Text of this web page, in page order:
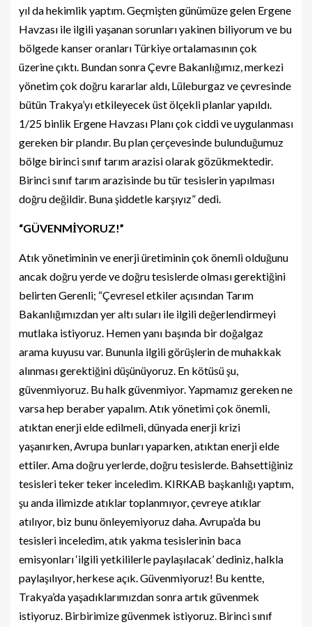
yıl da hekimlik yaptım. Geçmişten günümüze gelen Ergene
Havzası ile ilgili yaşanan sorunları yakinen biliyorum ve bu
bölgede kanser oranları Türkiye ortalamasının çok
üzerine çıktı. Bundan sonra Çevre Bakanlığımız, merkezi
yönetim çok doğru kararlar aldı, Lüleburgaz ve çevresinde
bütün Trakya’yı etkileyecek üst ölçekli planlar yapıldı.
1/25 binlik Ergene Havzası Planı çok ciddi ve uygulanması
gereken bir plandır. Bu plan çerçevesinde bulunduğumuz
bölge birinci sınıf tarım arazisi olarak gözükmektedir.
Birinci sınıf tarım arazisinde bu tür tesislerin yapılması
doğru değildir. Buna şiddetle karşıyız” dedi.
“GÜVENMİYORUZ!”
Atık yönetiminin ve enerji üretiminin çok önemli olduğunu
ancak doğru yerde ve doğru tesislerde olması gerektiğini
belirten Gerenli; “Çevresel etkiler açısından Tarım
Bakanlığımızdan yer altı suları ile ilgili değerlendirmeyi
mutlaka istiyoruz. Hemen yanı başında bir doğalgaz
arama kuyusu var. Bununla ilgili görüşlerin de muhakkak
alınması gerektiğini düşünüyoruz. En kötüsü şu,
güvenmiyoruz. Bu halk güvenmiyor. Yapmamız gereken ne
varsa hep beraber yapalım. Atık yönetimi çok önemli,
atıktan enerji elde edilmeli, dünyada enerji krizi
yaşanırken, Avrupa bunları yaparken, atıktan enerji elde
ettiler. Ama doğru yerlerde, doğru tesislerde. Bahsettiğiniz
tesisleri teker teker inceledim. KIRKAB başkanlığı yaptım,
şu anda ilimizde atıklar toplanmıyor, çevreye atıklar
atılıyor, biz bunu önleyemiyoruz daha. Avrupa’da bu
tesisleri inceledim, atık yakma tesislerinin baca
emisyonları ‘ilgili yetkililerle paylaşılacak’ dediniz, halkla
paylaşılıyor, herkese açık. Güvenmiyoruz! Bu kentte,
Trakya’da yaşadıklarımızdan sonra artık güvenmek
istiyoruz. Birbirimize güvenmek istiyoruz. Birinci sınıf